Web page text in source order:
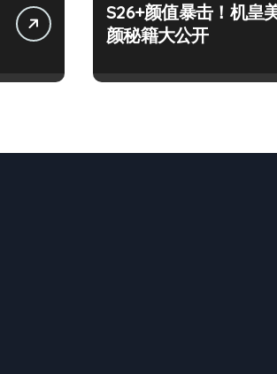
S26+颜值暴击！机皇
颜秘籍大公开